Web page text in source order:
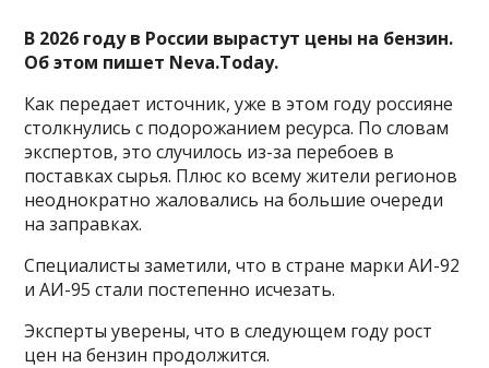
В 2026 году в России вырастут цены на бензин.
Об этом пишет Neva.Today.
Как передает источник, уже в этом году россияне
столкнулись с подорожанием ресурса. По словам
экспертов, это случилось из-за перебоев в
поставках сырья. Плюс ко всему жители регионов
неоднократно жаловались на большие очереди
на заправках.
Специалисты заметили, что в стране марки АИ-92
и АИ-95 стали постепенно исчезать.
Эксперты уверены, что в следующем году рост
цен на бензин продолжится.